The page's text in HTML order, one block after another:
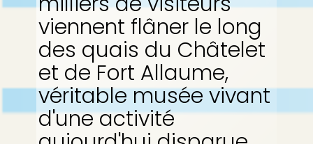
viennent flâner le long
des quais du Châtelet
et de Fort Allaume,
véritable musée vivant
d'une activité